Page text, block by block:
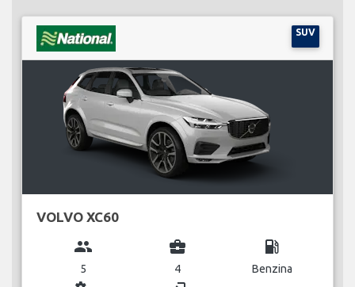
SUV
VOLVO XC60
group
5
business_center
4
local_gas_station
Benzina